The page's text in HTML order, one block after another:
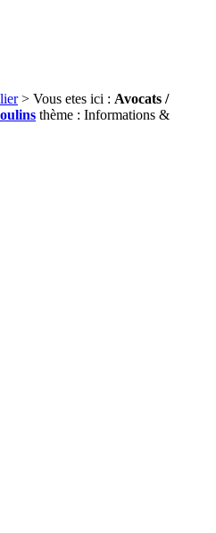
> Vous etes ici : Avocats /
thème : Informations &